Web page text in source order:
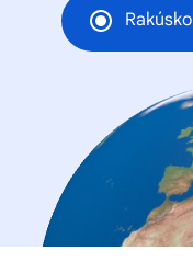
Rakúsko